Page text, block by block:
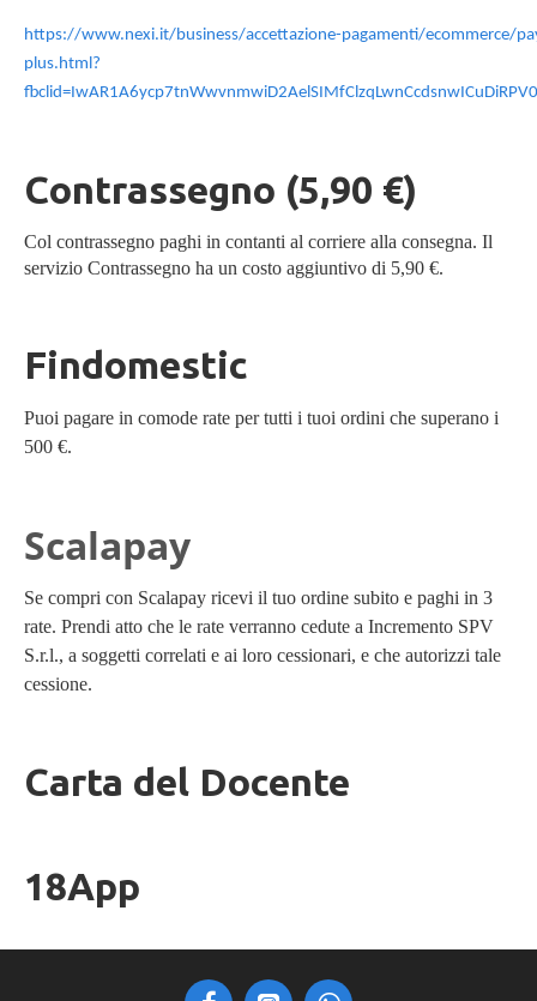
https://www.nexi.it/business/accettazione-pagamenti/ecommerce/
plus.html?
Contrassegno (5,90 €)
Col contrassegno paghi in contanti al corriere alla consegna. Il
servizio Contrassegno ha un costo aggiuntivo di 5,90 €.
Findomestic
Puoi pagare in comode rate per tutti i tuoi ordini che superano i
500 €.
Scalapay
Se compri con Scalapay ricevi il tuo ordine subito e paghi in 3
rate. Prendi atto che le rate verranno cedute a Incremento SPV
S.r.l., a soggetti correlati e ai loro cessionari, e che autorizzi tale
cessione.
Carta del Docente
18App